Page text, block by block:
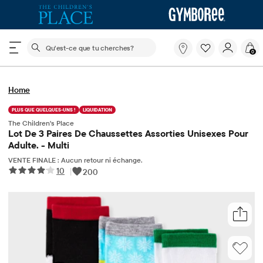
Le champ de recherche ci-dessous filtre les
Qu'est-
que
0
Home
PLUS QUE QUELQUES-UNS ! LIQUIDATION
The Children's Place
Lot De 3 Paires De Chaussettes Assorties Unisexes Pour
Adulte. - Multi
VENTE FINALE : Aucun retour ni échange.
10 | 200